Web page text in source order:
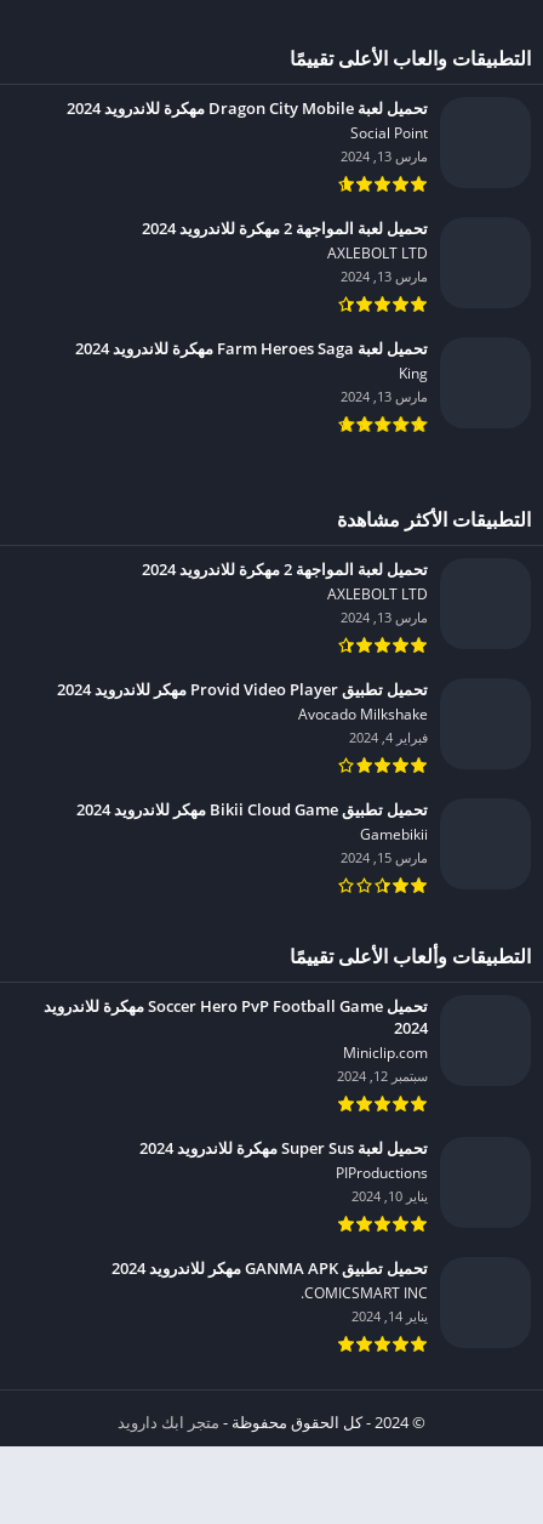
التطبيقات والعاب الأعلى تقييمًا
تحميل لعبة Dragon City Mobile مهكرة للاندرويد 2024
Social Point‏
مارس 13, 2024
تحميل لعبة المواجهة 2 مهكرة للاندرويد 2024
AXLEBOLT LTD‏
مارس 13, 2024
تحميل لعبة Farm Heroes Saga مهكرة للاندرويد 2024
King‏
مارس 13, 2024
التطبيقات الأكثر مشاهدة
تحميل لعبة المواجهة 2 مهكرة للاندرويد 2024
AXLEBOLT LTD‏
مارس 13, 2024
تحميل تطبيق Provid Video Player مهكر للاندرويد 2024
Avocado Milkshake‏
فبراير 4, 2024
تحميل تطبيق Bikii Cloud Game مهكر للاندرويد 2024
Gamebikii‏
مارس 15, 2024
التطبيقات وألعاب الأعلى تقييمًا
تحميل Soccer Hero PvP Football Game مهكرة للاندرويد
2024
Miniclip.com‏
سبتمبر 12, 2024
تحميل لعبة Super Sus مهكرة للاندرويد 2024
PIProductions‏
يناير 10, 2024
تحميل تطبيق GANMA APK مهكر للاندرويد 2024
COMICSMART INC.‏
يناير 14, 2024
© 2024 - كل الحقوق محفوظة -
متجر ابك دارويد